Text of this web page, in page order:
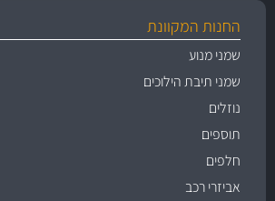
החנות המקוונת
שמני מנוע
שמני תיבת הילוכים
נוזלים
תוספים
חלפים
אביזרי רכב